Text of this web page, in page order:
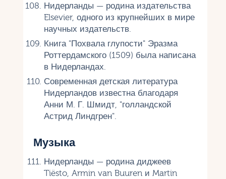
Нидерланды — родина издательства
Elsevier, одного из крупнейших в мире
научных издательств.
Книга "Похвала глупости" Эразма
Роттердамского (1509) была написана
в Нидерландах.
Современная детская литература
Нидерландов известна благодаря
Анни М. Г. Шмидт, "голландской
Астрид Линдгрен".
Музыка
Нидерланды — родина диджеев
Tiësto, Armin van Buuren и Martin